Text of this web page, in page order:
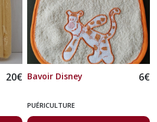
20€ Bavoir Disney 6€
PUÉRICULTURE